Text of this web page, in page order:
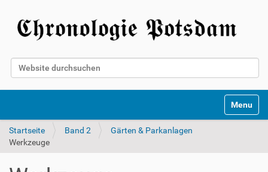
Website durchsuchen
Toggle
Startseite Band 2
Gärten & Parkanlagen
Werkzeuge